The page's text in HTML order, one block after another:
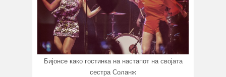
Бијонсе како гостинка на настапот на својата
сестра Соланж